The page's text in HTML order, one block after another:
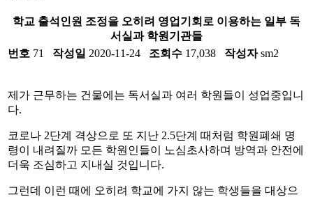
학교 출석인원 조정을 오히려 영업기회로 이용하는 일부 독
서실과 학원기관들
번호 71 작성일 2020-11-24 조회수 17,038 작성자sm2
제가 근무하는 건물에는 독서실과 여러 학원들이 성업중입니
다.
코로나 2단계 격상으로 또 지난 2.5단계 때처럼 학원폐쇄 명
령이 내려질까 모든 학원인들이 노심초사하며 방역과 안전에
더욱 조심하고 지내실 것입니다.
그런데 이런 때에 오히려 학교에 가지 않는 학생들을 대상으